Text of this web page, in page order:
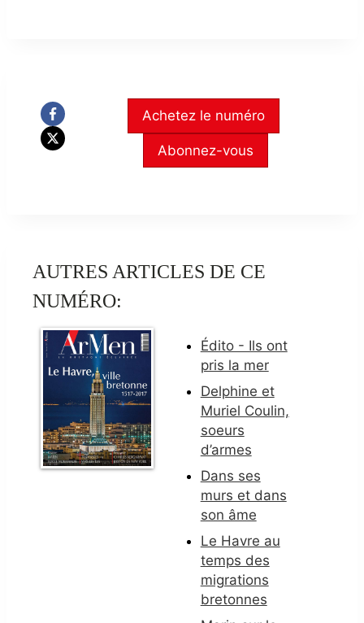
Achetez le numéro
Abonnez-vous
AUTRES ARTICLES DE CE
NUMÉRO:
Édito - Ils ont
pris la mer
Delphine et
Muriel Coulin,
soeurs
d’armes
Dans ses
murs et dans
son âme
Le Havre au
temps des
migrations
bretonnes